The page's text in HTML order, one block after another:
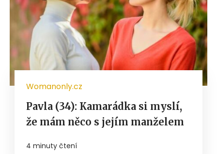
Womanonly.cz
Pavla (34): Kamarádka si myslí,
že mám něco s jejím manželem
4 minuty čtení